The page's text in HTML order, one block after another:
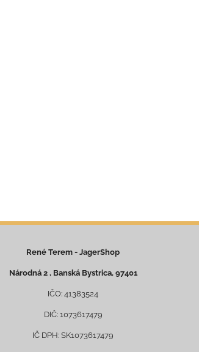
René Terem - JagerShop
Národná 2 , Banská Bystrica, 97401
IČO: 41383524
DIČ: 1073617479
IČ DPH: SK1073617479